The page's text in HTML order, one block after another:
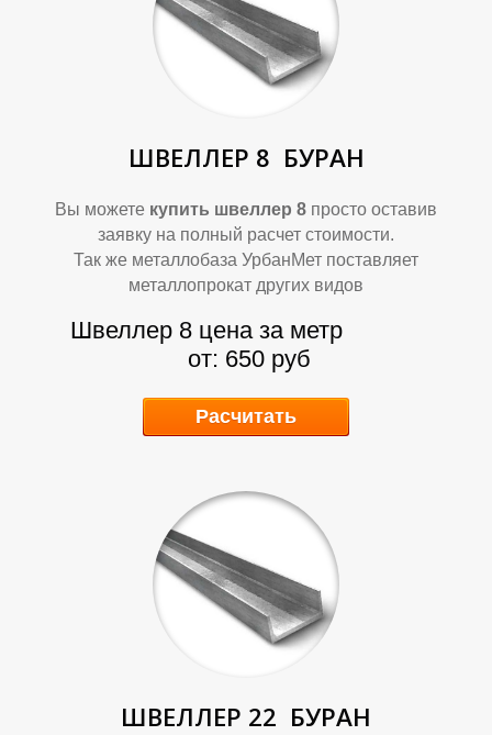
Ф
Т
ШВЕЛЛЕР 8 БУРАН
Вы можете купить швеллер 8 просто оставив
заявку на полный расчет стоимости.
Так же металлобаза УрбанМет поставляет
металлопрокат других видов
Швеллер 8 цена за метр
от: 650 руб
Расчитать
ШВЕЛЛЕР 22 БУРАН
Ф
Т